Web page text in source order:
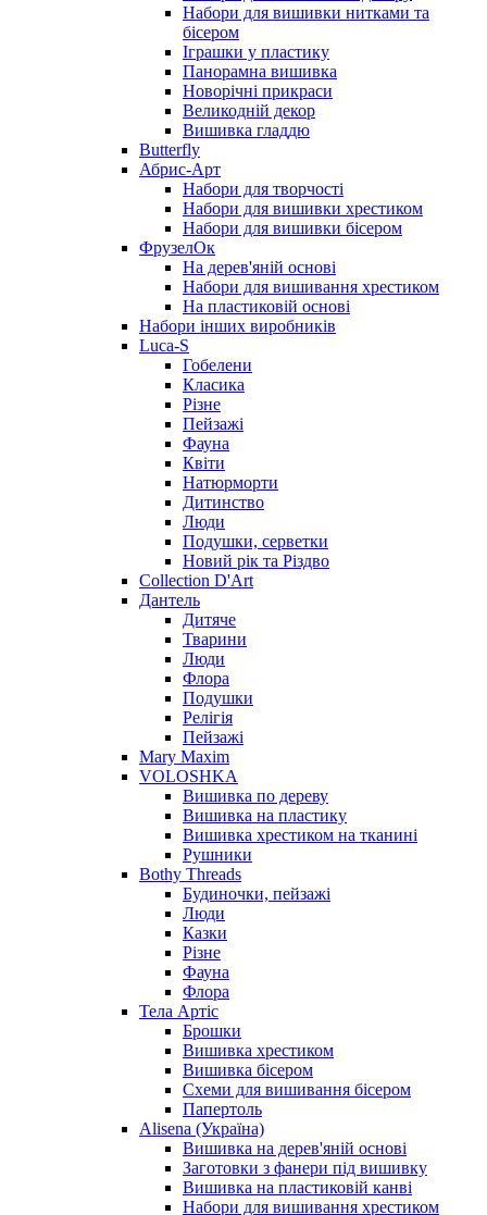
Набори для вишивки нитками та
бісером
Іграшки у пластику
Панорамна вишивка
Новорічні прикраси
Великодній декор
Вишивка гладдю
Butterfly
Абрис-Арт
Набори для творчості
Набори для вишивки хрестиком
Набори для вишивки бісером
ФрузелОк
На дерев'яній основі
Набори для вишивання хрестиком
На пластиковій основі
Набори інших виробників
Luca-S
Гобелени
Класика
Різне
Пейзажі
Фауна
Квіти
Натюрморти
Дитинство
Люди
Подушки, серветки
Новий рік та Різдво
Collection D'Art
Дантель
Дитяче
Тварини
Люди
Флора
Подушки
Релігія
Пейзажі
Mary Maxim
VOLOSHKA
Вишивка по дереву
Вишивка на пластику
Вишивка хрестиком на тканині
Рушники
Bothy Threads
Будиночки, пейзажі
Люди
Казки
Різне
Фауна
Флора
Тела Артіс
Брошки
Вишивка хрестиком
Вишивка бісером
Схеми для вишивання бісером
Папертоль
Alisena (Україна)
Вишивка на дерев'яній основі
Заготовки з фанери під вишивку
Вишивка на пластиковій канві
Набори для вишивання хрестиком